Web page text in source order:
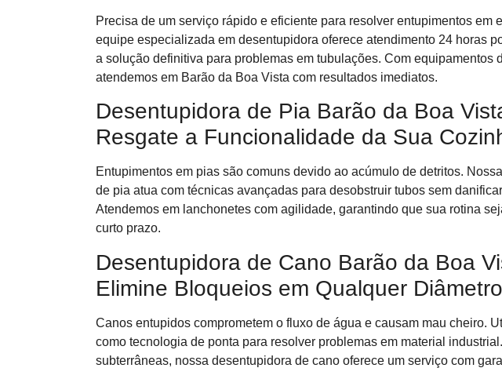
Precisa de um serviço rápido e eficiente para resolver entupimentos em
equipe especializada em desentupidora oferece atendimento 24 horas
a solução definitiva para problemas em tubulações. Com equipamentos
atendemos em Barão da Boa Vista com resultados imediatos.
Desentupidora de Pia Barão da Boa
Resgate a Funcionalidade da Sua
Entupimentos em pias são comuns devido ao acúmulo de detritos.
de pia atua com técnicas avançadas para desobstruir tubos sem
Atendemos em lanchonetes com agilidade, garantindo que sua rotina
curto prazo.
Desentupidora de Cano Barão da Boa
Elimine Bloqueios em Qualquer Diâmetro
Canos entupidos comprometem o fluxo de água e causam mau cheiro.
como tecnologia de ponta para resolver problemas em material
subterrâneas, nossa desentupidora de cano oferece um serviço com